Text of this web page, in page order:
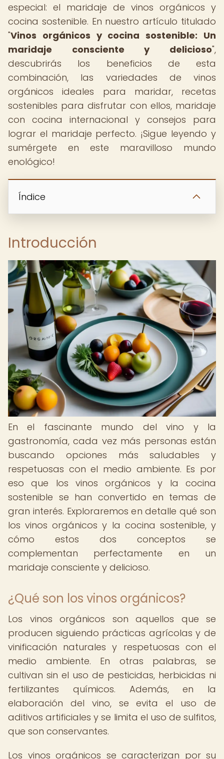
especial: el maridaje de vinos orgánicos y
cocina sostenible. En nuestro artículo titulado
"Vinos orgánicos y cocina sostenible: Un
maridaje consciente y delicioso",
descubrirás los beneficios de esta
combinación, las variedades de vinos
orgánicos ideales para maridar, recetas
sostenibles para disfrutar con ellos, maridaje
con cocina internacional y consejos para
lograr el maridaje perfecto. ¡Sigue leyendo y
sumérgete en este maravilloso mundo
enológico!
Índice
Introducción
En el fascinante mundo del vino y la
gastronomía, cada vez más personas están
buscando opciones más saludables y
respetuosas con el medio ambiente. Es por
eso que los vinos orgánicos y la cocina
sostenible se han convertido en temas de
gran interés. Exploraremos en detalle qué son
los vinos orgánicos y la cocina sostenible, y
cómo estos dos conceptos se
complementan perfectamente en un
maridaje consciente y delicioso.
¿Qué son los vinos orgánicos?
Los vinos orgánicos son aquellos que se
producen siguiendo prácticas agrícolas y de
vinificación naturales y respetuosas con el
medio ambiente. En otras palabras, se
cultivan sin el uso de pesticidas, herbicidas ni
fertilizantes químicos. Además, en la
elaboración del vino, se evita el uso de
aditivos artificiales y se limita el uso de sulfitos,
que son conservantes.
Los vinos orgánicos se caracterizan por su